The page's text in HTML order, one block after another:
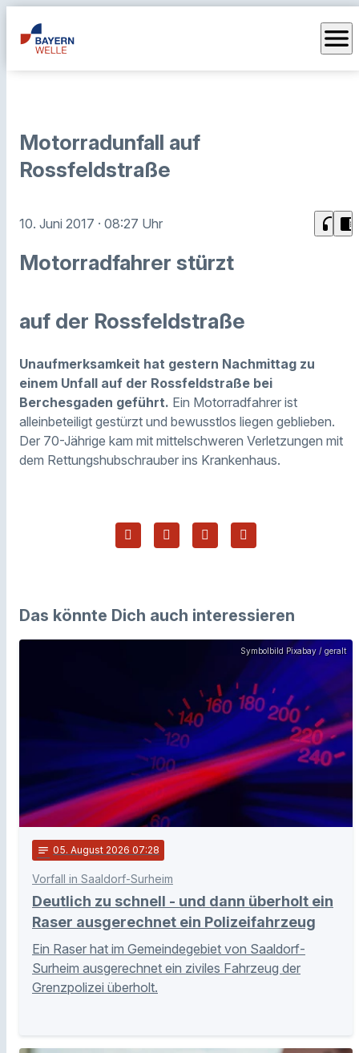
menu
Motorradunfall auf
Rossfeldstraße
10. Juni 2017 · 08:27 Uhr headphones chrome_reader_mode
Motorradfahrer stürzt
auf der Rossfeldstraße
Unaufmerksamkeit hat gestern Nachmittag zu
einem Unfall auf der Rossfeldstraße bei
Berchesgaden geführt. Ein Motorradfahrer ist
alleinbeteiligt gestürzt und bewusstlos liegen geblieben.
Der 70-Jährige kam mit mittelschweren Verletzungen mit
dem Rettungshubschrauber ins Krankenhaus.
Das könnte Dich auch interessieren
Symbolbild Pixabay / geralt
notes 05. August 2026 07:28
Vorfall in Saaldorf-Surheim
Deutlich zu schnell - und dann überholt ein
Raser ausgerechnet ein Polizeifahrzeug
Ein Raser hat im Gemeindegebiet von Saaldorf-
Surheim ausgerechnet ein ziviles Fahrzeug der
Grenzpolizei überholt.